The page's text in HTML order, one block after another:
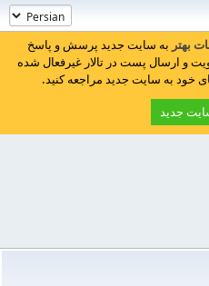
بهتر به سایت جدید پرسش و پاسخ
و ارسال پست در تالار غیرفعال شده
به سایت جدید مراجعه کنید.
جدید